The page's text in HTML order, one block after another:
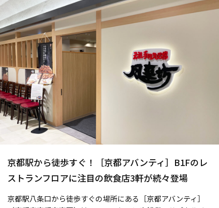
京都駅から徒歩すぐ！［京都アバンティ］B1Fのレ
ストランフロアに注目の飲食店3軒が続々登場
京都駅八条口から徒歩すぐの場所にある［京都アバンティ］